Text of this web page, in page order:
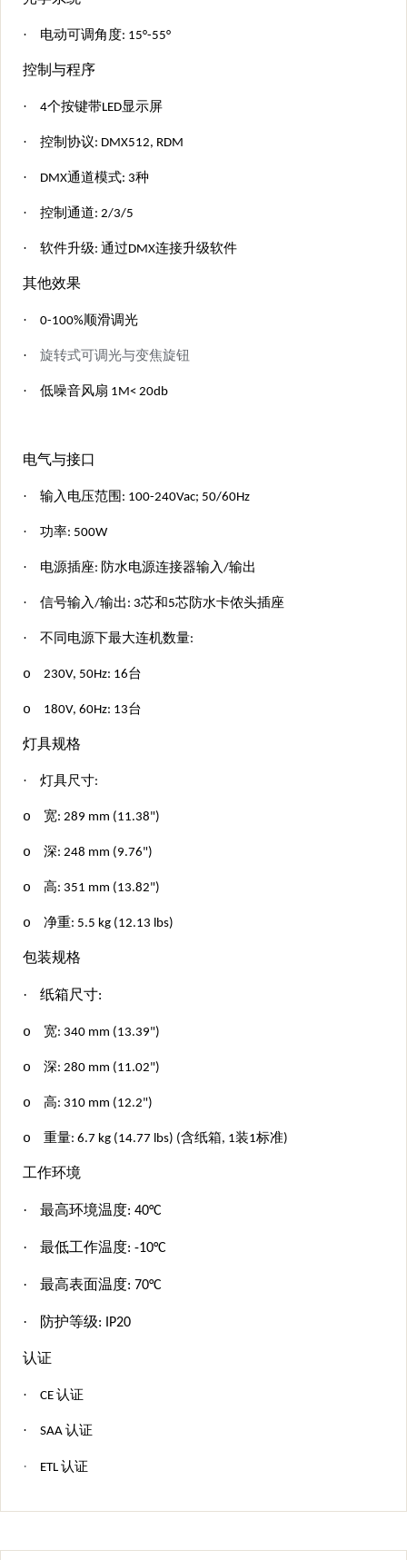
· 电动可调角度: 15°-55°
控制与程序
· 4个按键带LED显示屏
· 控制协议: DMX512, RDM
· DMX通道模式: 3种
· 控制通道: 2/3/5
· 软件升级: 通过DMX连接升级软件
其他效果
· 0-100%顺滑调光
· 旋转式可调光与变焦旋钮
· 低噪音风扇 1M< 20db
电气与接口
· 输入电压范围: 100-240Vac; 50/60Hz
· 功率: 500W
· 电源插座: 防水电源连接器输入/输出
· 信号输入/输出: 3芯和5芯防水卡侬头插座
· 不同电源下最大连机数量:
o 230V, 50Hz: 16台
o 180V, 60Hz: 13台
灯具规格
· 灯具尺寸:
o 宽: 289 mm (11.38")
o 深: 248 mm (9.76")
o 高: 351 mm (13.82")
o 净重: 5.5 kg (12.13 lbs)
包装规格
· 纸箱尺寸:
o 宽: 340 mm (13.39")
o 深: 280 mm (11.02")
o 高: 310 mm (12.2")
o 重量: 6.7 kg (14.77 lbs) (含纸箱, 1装1标准)
工作环境
· 最高环境温度: 40°C
· 最低工作温度: -10°C
· 最高表面温度: 70°C
· 防护等级: IP20
认证
· CE 认证
· SAA 认证
· ETL 认证